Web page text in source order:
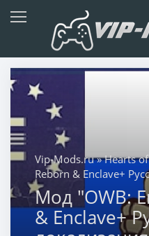
Vip-Mods.ru»Hearts
Reborn & Enclave+
Мод "OWB:
& Enclave+